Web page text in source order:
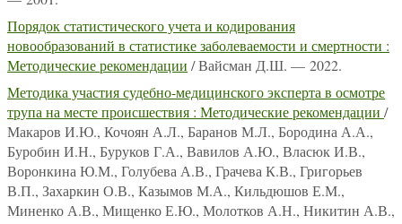
Порядок статистического учета и кодирования
новообразований в статистике заболеваемости и смертности :
Методические рекомендации / Вайсман Д.Ш. — 2022.
Методика участия судебно-медицинского эксперта в осмотре
трупа на месте происшествия : Методические рекомендации /
Макаров И.Ю., Кочоян А.Л., Баранов М.Л., Бородина А.А.,
Буробин И.Н., Буруков Г.А., Вавилов А.Ю., Власюк И.В.,
Воронкина Ю.М., Голубева А.В., Грачева К.В., Григорьев
В.П., Захаркин О.В., Казымов М.А., Кильдюшов Е.М.,
Миненко А.В., Мищенко Е.Ю., Молотков А.Н., Никитин А.В.,